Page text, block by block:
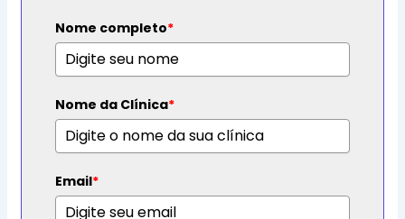
Nome completo*
Nome da Clínica*
Email*